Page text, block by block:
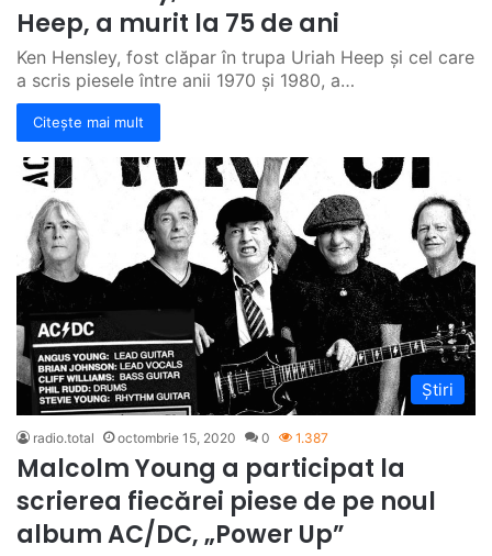
Heep, a murit la 75 de ani
Ken Hensley, fost clăpar în trupa Uriah Heep și cel care
a scris piesele între anii 1970 și 1980, a…
Citește mai mult
Știri
radio.total octombrie 15, 2020 0 1.387
Malcolm Young a participat la
scrierea fiecărei piese de pe noul
album AC/DC, „Power Up”